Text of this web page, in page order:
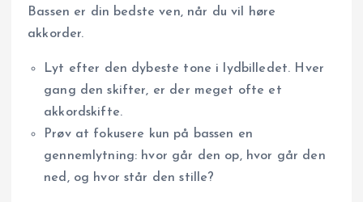
Bassen er din bedste ven, når du vil høre
akkorder.
Lyt efter den dybeste tone i lydbilledet. Hver
gang den skifter, er der meget ofte et
akkordskifte.
Prøv at fokusere kun på bassen en
gennemlytning: hvor går den op, hvor går den
ned, og hvor står den stille?